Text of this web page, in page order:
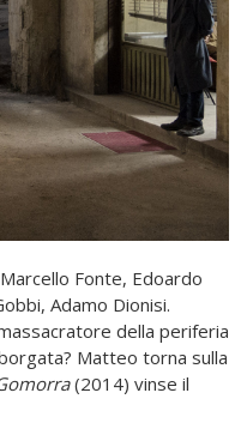
Fonte, Edoardo
Adamo Dionisi.
della periferia
Matteo torna sulla
(2014) vinse il